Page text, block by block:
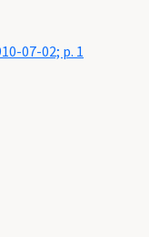
07-02; p. 1